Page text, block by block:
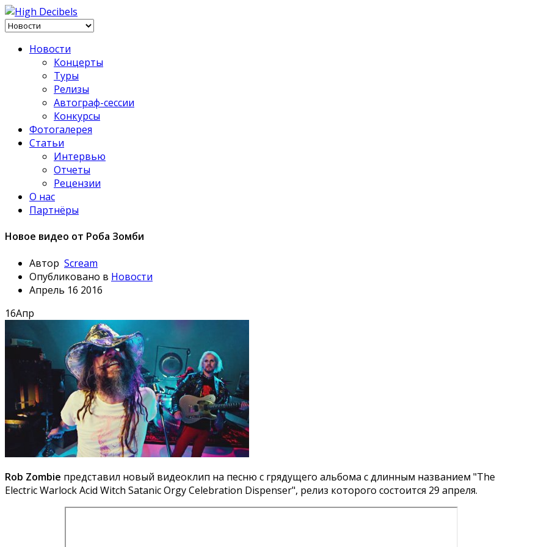
Новости
Концерты
Туры
Релизы
Автограф-сессии
Конкурсы
Фотогалерея
Статьи
Интервью
Отчеты
Рецензии
О нас
Партнёры
Новое видео от Роба Зомби
Автор Scream
Опубликовано в Новости
Апрель 16 2016
16Апр
Rob Zombie представил новый видеоклип на песню с грядущего альбома с длинным названием "The
Electric Warlock Acid Witch Satanic Orgy Celebration Dispenser", релиз которого состоится 29 апреля.